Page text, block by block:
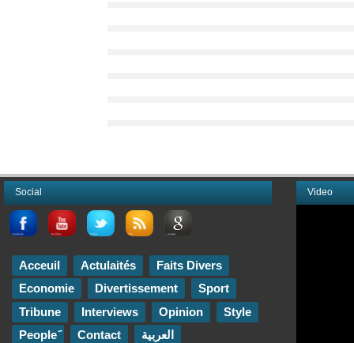
Video
Social
Acceuil Actulaités
Faits Divers
Economie
Divertissement
Sport
Tribune
Interviews Opinion
Style
Contact العربية